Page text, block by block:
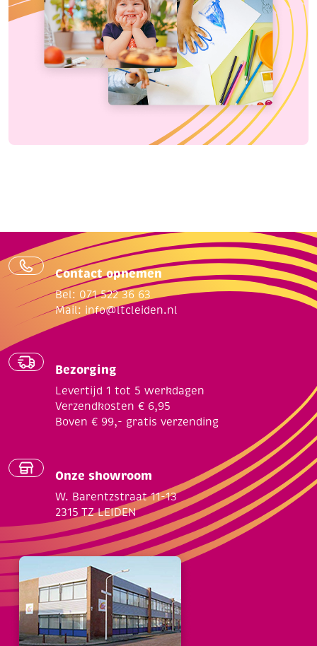
Contact opnemen
Bel: 071 522 36 63
Mail: info@ltcleiden.nl
Bezorging
Levertijd 1 tot 5 werkdagen
Verzendkosten € 6,95
Boven € 99,- gratis verzending
Onze showroom
W. Barentzstraat 11-13
2315 TZ LEIDEN